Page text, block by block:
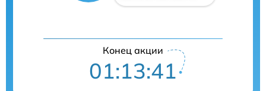
Конец акции
01:13:40